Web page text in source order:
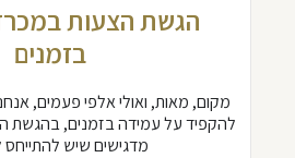
הגשת הצעות
בזמנים
מקום, מאות, ואולי אלפי פעמים,
להקפיד על עמידה בזמנים, בהגשת
מדגישים שיש